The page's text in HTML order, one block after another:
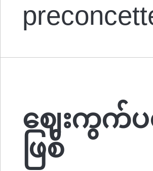
ဈေးကွက်ပ
ဖြစ်